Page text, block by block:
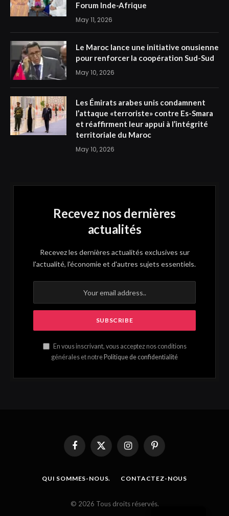
Forum Inde-Afrique
May 11, 2026
Le Maroc lance une initiative onusienne
pour renforcer la coopération Sud-Sud
May 10, 2026
Les Émirats arabes unis condamnent
l’attaque «terroriste» contre Es-Smara
et réaffirment leur appui à l’intégrité
territoriale du Maroc
May 10, 2026
Recevez nos dernières
actualités
Recevez les dernières actualités exclusives sur
l'actualité, l'économie et d'autres sujets essentiels.
En vous inscrivant, vous acceptez nos conditions
générales et notre Politique de confidentialité
FacebookX
InstagramPinterest
QUI SOMMES-NOUS. CONTACTEZ-NOUS
© 2026 Tous droits réservés.